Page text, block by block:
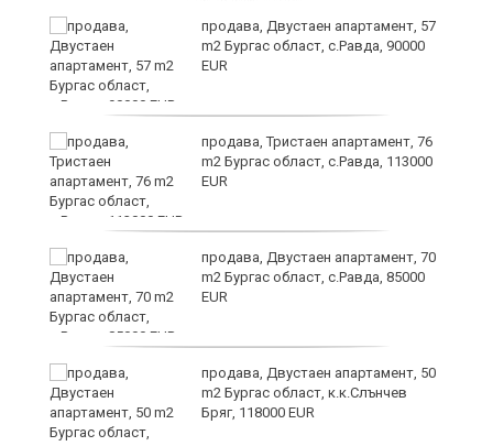
продава, Двустаен апартамент, 57
m2 Бургас област, с.Равда, 90000
EUR
продава, Тристаен апартамент, 76
m2 Бургас област, с.Равда, 113000
EUR
продава, Двустаен апартамент, 70
m2 Бургас област, с.Равда, 85000
EUR
продава, Двустаен апартамент, 50
m2 Бургас област, к.к.Слънчев
Бряг, 118000 EUR